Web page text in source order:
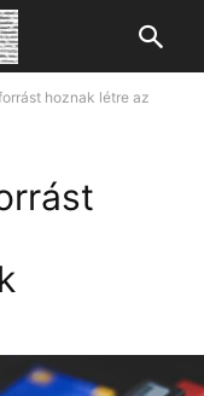
hoznak létre az